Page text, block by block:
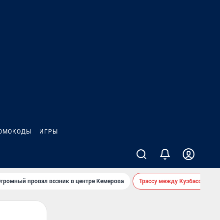
ИГРЫ
провал возник в центре Кемерова Трассу между Кузбассом и